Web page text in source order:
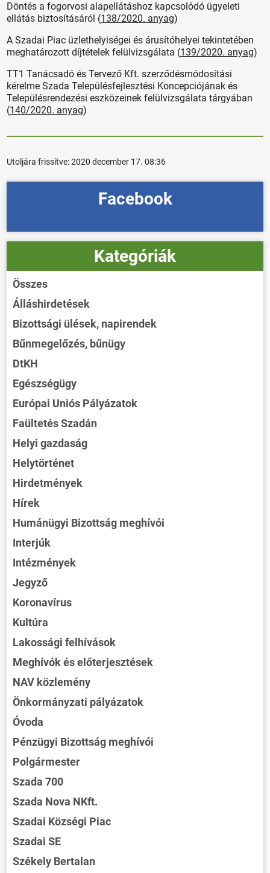
Döntés a fogorvosi alapellátáshoz kapcsolódó ügyeleti
ellátás biztosításáról (138/2020. anyag)
A Szadai Piac üzlethelyiségei és árusítóhelyei tekintetében
meghatározott díjtételek felülvizsgálata (139/2020. anyag)
TT1 Tanácsadó és Tervező Kft. szerződésmódosítási
kérelme Szada Településfejlesztési Koncepciójának és
Településrendezési eszközeinek felülvizsgálata tárgyában
(140/2020. anyag)
Utoljára frissítve:2020 december 17. 08:36
Facebook
Kategóriák
Összes
Álláshirdetések
Bizottsági ülések, napirendek
Bűnmegelőzés, bűnügy
DtKH
Egészségügy
Európai Uniós Pályázatok
Faültetés Szadán
Helyi gazdaság
Helytörténet
Hirdetmények
Hírek
Humánügyi Bizottság meghívói
Interjúk
Intézmények
Jegyző
Koronavírus
Kultúra
Lakossági felhívások
Meghívók és előterjesztések
NAV közlemény
Önkormányzati pályázatok
Óvoda
Pénzügyi Bizottság meghívói
Polgármester
Szada 700
Szada Nova NKft.
Szadai Községi Piac
Szadai SE
Székely Bertalan